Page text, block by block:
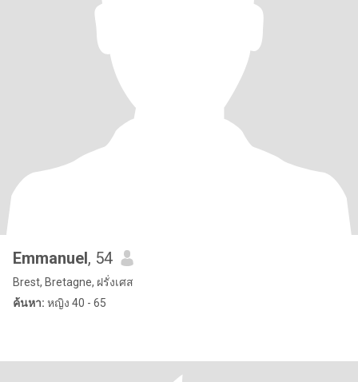
Emmanuel, 54
Brest, Bretagne, ฝรั่งเศส
ค้นหา: หญิง 40 - 65